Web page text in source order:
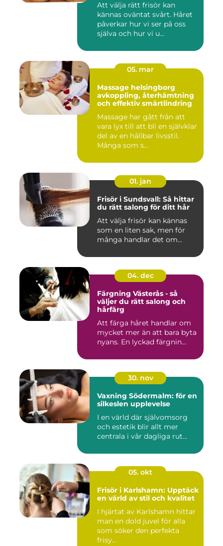
Att välja rätt frisör kan
kännas oväntat svårt. Håret
påverkar hur vi ser på oss
själva och hur vi u...
05. mar
Massage helsingborg
avkoppling, återhämtning
och effektiv smärtlindring
Massage har gått från att
vara lyx till att bli en självklar
del av en hållbar livsstil.
Många som s...
01. jan
Frisör i Sundsvall: Så hittar
du rätt salong för ditt hår
Att välja frisör kan kännas
som en liten sak, men för
många handlar det om...
04. dec
Färgning Västerås - så
väljer du rätt salong och
hårfärg
Att färga håret handlar om
mycket mer än att bara byta
nyans. En lyckad färgnin...
30. nov
Vaxning Södermalm: för en
silkeslen upplevelse
I en värld där självomsorg
och estetik blir allt mer
centrala i vår dagliga rut...
05. okt
Frisör i Karlshamn: Upptäck
en värld av stil och kvalitet
I hjärtat av Karlshamn hittar
man en dold juvel för alla
som söker den perfekta
frisy...